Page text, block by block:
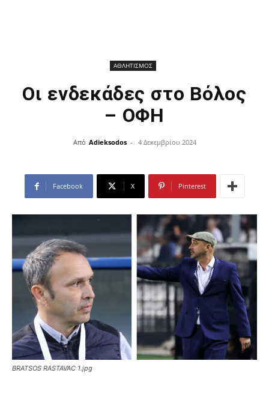
ΑΘΛΗΤΙΣΜΟΣ
Οι ενδεκάδες στο Βόλος
– ΟΦΗ
Από Adieksodos - 4 Δεκεμβρίου 2024
Facebook X Pinterest
BRATSOS RASTAVAC 1.jpg